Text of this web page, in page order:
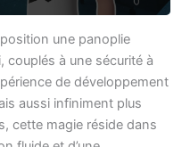
une panoplie
couplés à une sécurité à
de développement
aussi infiniment plus
cette magie réside dans